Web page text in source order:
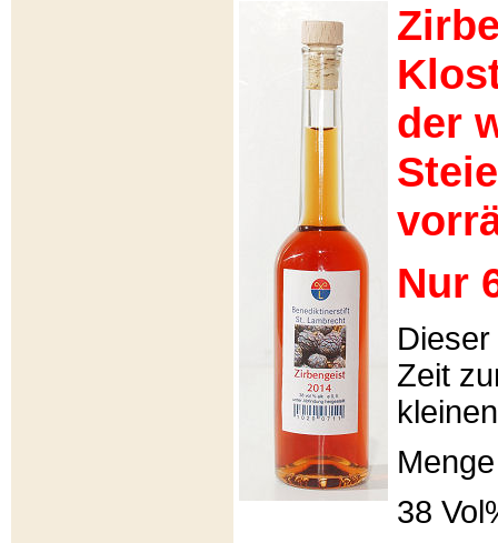
der
Nur
Zeit
38